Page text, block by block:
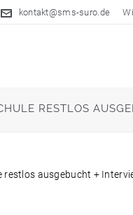
kontakt@sms-suro.de
RESTLOS